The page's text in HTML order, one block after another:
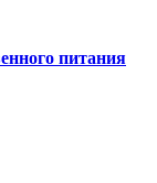
питания